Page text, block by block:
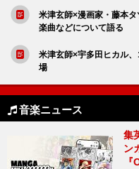
米津玄師×漫画家・藤本タ
楽曲などについて語る
米津玄師×宇多田ヒカル
場
音楽ニュース
集
ン